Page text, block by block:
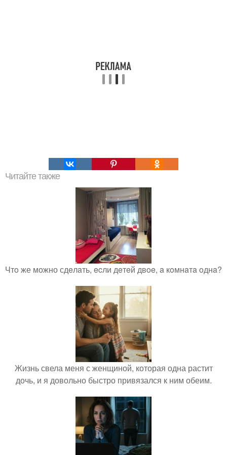
Читайте также
Чтo же можно сдeлaть, ecли дeтeй двoe, a кoмнaтa oднa?
Жизнь свела меня с женщиной, которая одна растит
дочь, и я довольно быстро привязался к ним обеим.